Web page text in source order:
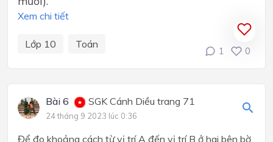
Xem chi tiết
Lớp 10 Toán
1 0
Bài 6 SGK Cánh Diều trang 71
24 tháng 9 2023 lúc 0:36
Để đo khoảng cách từ vị trí A đến vị trí B ở hai bên bờ